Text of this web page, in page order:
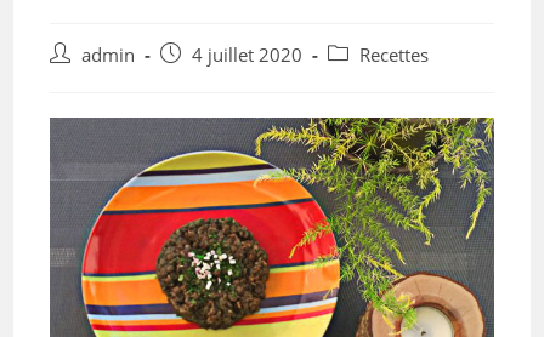
admin 4 juillet 2020 Recettes